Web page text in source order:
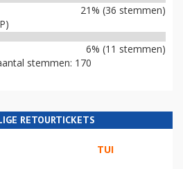
21% (36 stemmen)
6% (11 stemmen)
stemmen: 170
RETOURTICKETS
TUI